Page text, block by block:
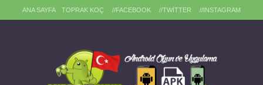
ANA SAYFA TOPRAK KOÇ //FACEBOOK //TWITTER //INSTAGRAM